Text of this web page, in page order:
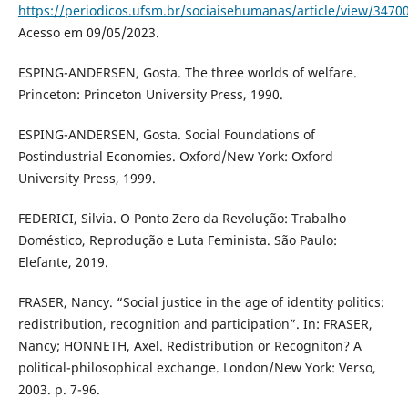
https://periodicos.ufsm.br/sociaisehumanas/article/view/
Acesso em 09/05/2023.
ESPING-ANDERSEN, Gosta. The three worlds of welfare.
Princeton: Princeton University Press, 1990.
ESPING-ANDERSEN, Gosta. Social Foundations of
Postindustrial Economies. Oxford/New York: Oxford
University Press, 1999.
FEDERICI, Silvia. O Ponto Zero da Revolução: Trabalho
Doméstico, Reprodução e Luta Feminista. São Paulo:
Elefante, 2019.
FRASER, Nancy. “Social justice in the age of identity politics:
redistribution, recognition and participation”. In: FRASER,
Nancy; HONNETH, Axel. Redistribution or Recogniton? A
political-philosophical exchange. London/New York: Verso,
2003. p. 7-96.